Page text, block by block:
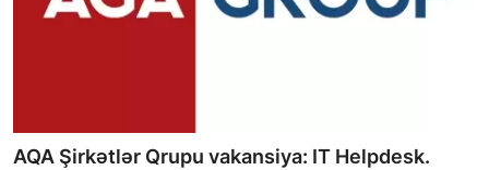
AQA Şirkətlər Qrupu vakansiya: IT Helpdesk.